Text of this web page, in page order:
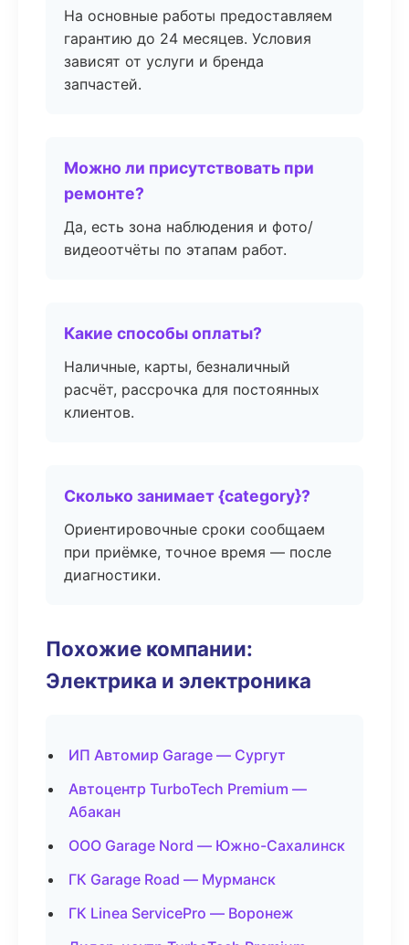
На основные работы предоставляем
гарантию до 24 месяцев. Условия
зависят от услуги и бренда
запчастей.
Можно ли присутствовать при
ремонте?
Да, есть зона наблюдения и фото/
видеоотчёты по этапам работ.
Какие способы оплаты?
Наличные, карты, безналичный
расчёт, рассрочка для постоянных
клиентов.
Сколько занимает {category}?
Ориентировочные сроки сообщаем
при приёмке, точное время — после
диагностики.
Похожие компании:
Электрика и электроника
ИП Автомир Garage — Сургут
Автоцентр TurboTech Premium —
Абакан
ООО Garage Nord — Южно-Сахалинск
ГК Garage Road — Мурманск
ГК Linea ServicePro — Воронеж